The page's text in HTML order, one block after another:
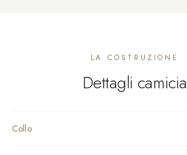
LA COSTRUZIONE
Dettagli camicia
Collo